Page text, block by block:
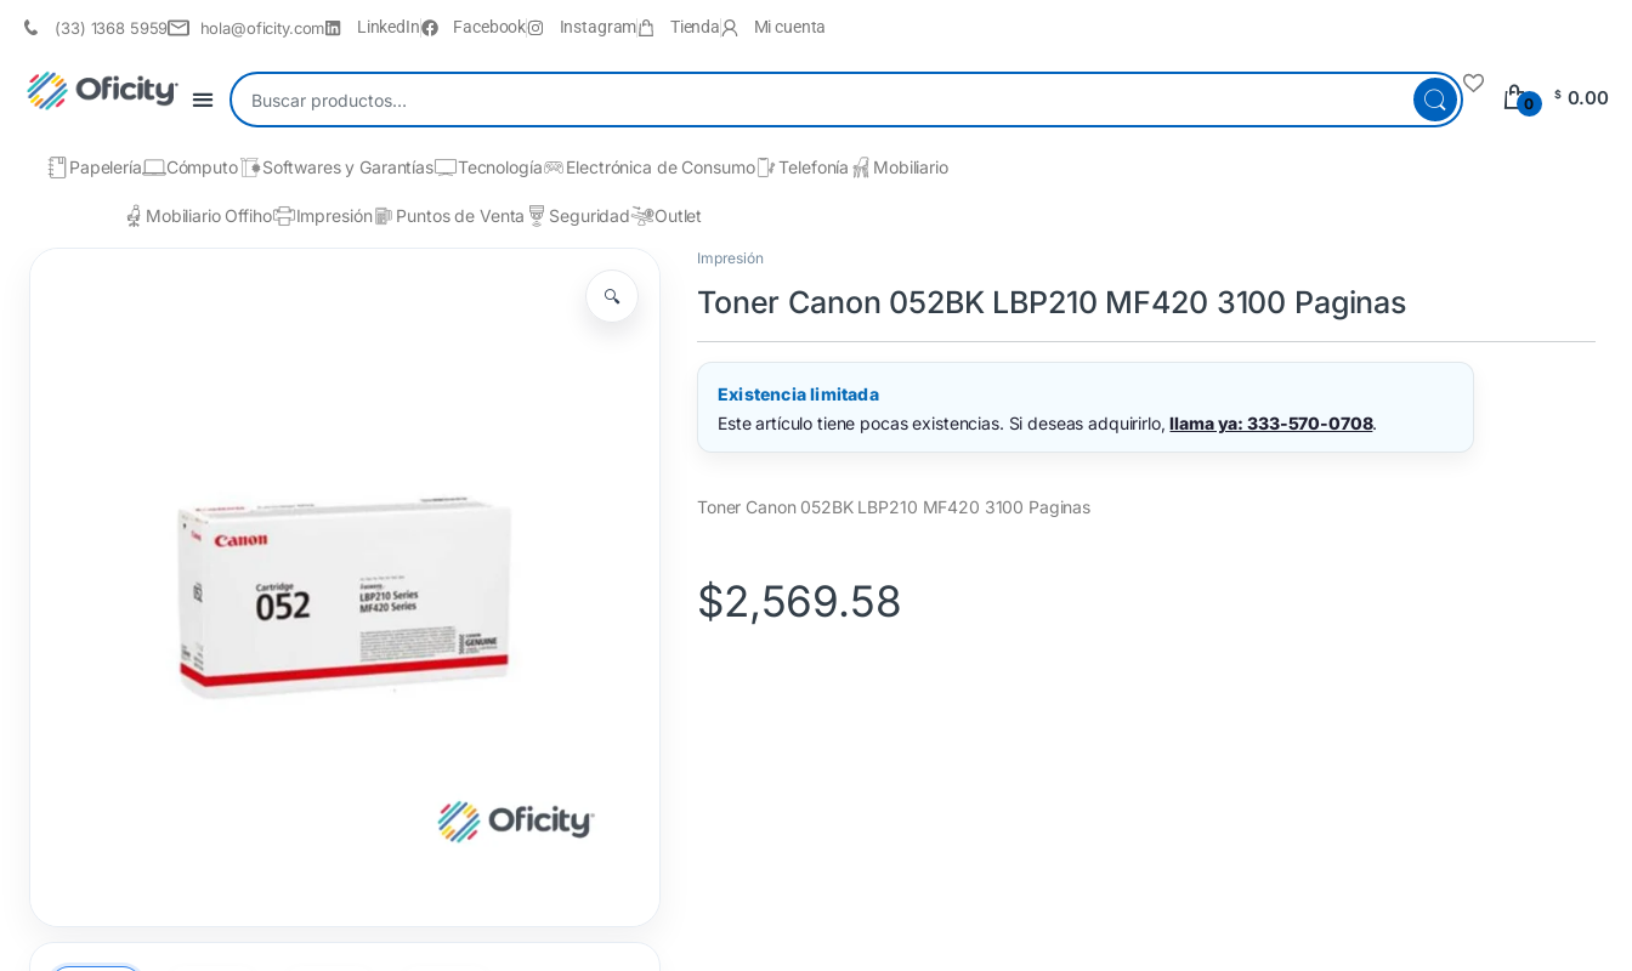
(33) 1368 5959 hola@oficity.com LinkedIn Facebook Instagram Tienda Mi cuenta
0
$ 0.00
Papelería Cómputo Softwares y Garantías Tecnología Electrónica de Consumo Telefonía Mobiliario
Mobiliario Offiho Impresión Puntos de Venta Seguridad Outlet
🔍
Impresión
Toner Canon 052BK LBP210 MF420 3100 Paginas
Existencia limitada
Este artículo tiene pocas existencias. Si deseas adquirirlo,llama ya: 333-570-0708.
Toner Canon 052BK LBP210 MF420 3100 Paginas
$2,569.58